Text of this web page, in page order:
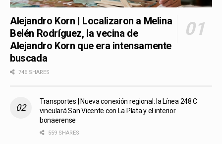
Alejandro Korn | Localizaron a Melina
Belén Rodríguez, la vecina de
Alejandro Korn que era intensamente
buscada
746 SHARES
Transportes | Nueva conexión regional: la Línea 248 C
vinculará San Vicente con La Plata y el interior
bonaerense
559 SHARES